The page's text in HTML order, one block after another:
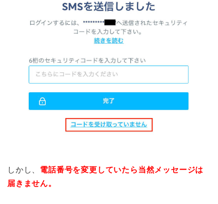
しかし、 電話番号を変更していたら当然メッセージは
届きません。